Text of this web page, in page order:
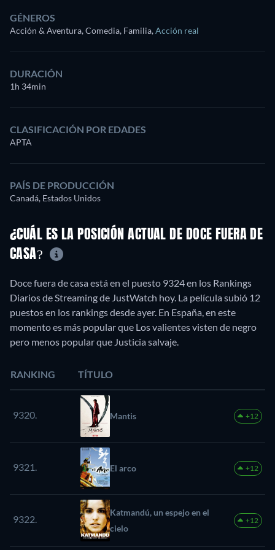
GÉNEROS
Acción & Aventura, Comedia, Familia,Acción real
DURACIÓN
1h 34min
CLASIFICACIÓN POR EDADES
APTA
PAÍS DE PRODUCCIÓN
Canadá, Estados Unidos
¿CUÁL ES LA POSICIÓN ACTUAL DE DOCE FUERA DE
CASA?
Doce fuera de casa está en el puesto 9324 en los Rankings
Diarios de Streaming de JustWatch hoy. La película subió 12
puestos en los rankings desde ayer. En España, en este
momento es más popular que Los valientes visten de negro
pero menos popular que Justicia salvaje.
RANKING TÍTULO
9320. Mantis +12
9321. El arco +12
9322.
Katmandú, un espejo en el
cielo
+12